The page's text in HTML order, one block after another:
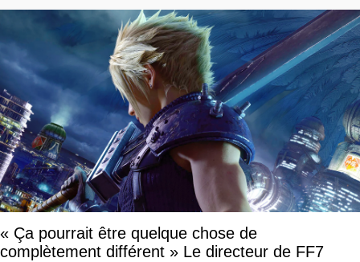
« Ça pourrait être quelque chose de
complètement différent » Le directeur de FF7